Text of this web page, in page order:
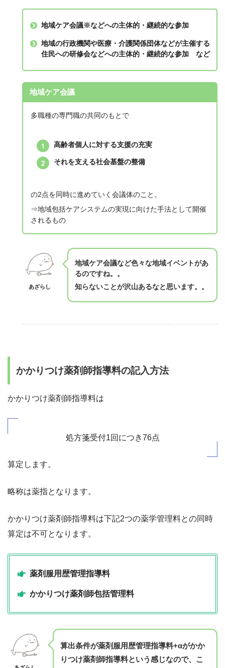
地域ケア会議※などへの主体的・継続的な参加
地域の行政機関や医療・介護関係団体などが主催する
住民への研修会などへの主体的・継続的な参加 など
地域ケア会議
多職種の専門職の共同のもとで
高齢者個人に対する支援の充実
それを支える社会基盤の整備
の2点を同時に進めていく会議体のこと。
⇒地域包括ケアシステムの実現に向けた手法として開催
されるもの
あざらし
地域ケア会議など色々な地域イベントがあ
るのですね。。
知らないことが沢山あるなと思います。。
かかりつけ薬剤師指導料の記入方法
かかりつけ薬剤師指導料は
処方箋受付1回につき76点
算定します。
略称は薬指となります。
かかりつけ薬剤師指導料は下記2つの薬学管理料との同時
算定は不可となります。
薬剤服用歴管理指導料
かかりつけ薬剤師包括管理料
算出条件が薬剤服用歴管理指導料+αがかか
りつけ薬剤師指導料という感じなので、こ